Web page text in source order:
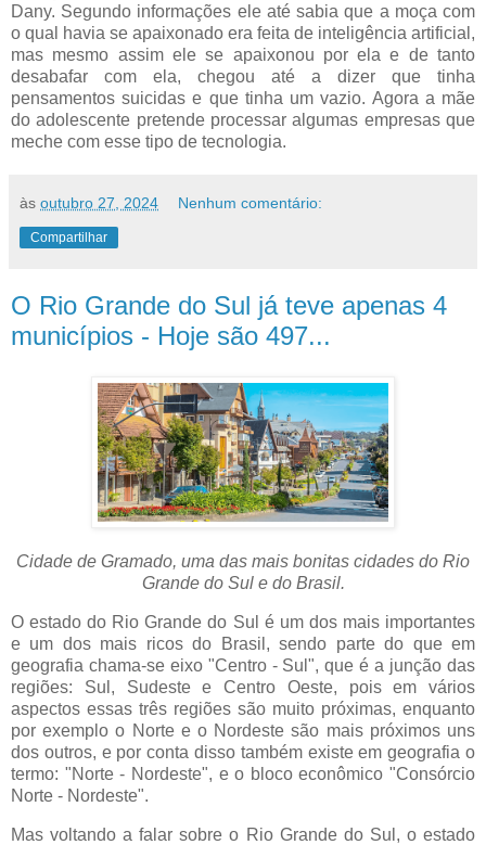
Dany. Segundo informações ele até sabia que a moça com
o qual havia se apaixonado era feita de inteligência artificial,
mas mesmo assim ele se apaixonou por ela e de tanto
desabafar com ela, chegou até a dizer que tinha
pensamentos suicidas e que tinha um vazio. Agora a mãe
do adolescente pretende processar algumas empresas que
meche com esse tipo de tecnologia.
às outubro 27, 2024 Nenhum comentário:
Compartilhar
O Rio Grande do Sul já teve apenas 4
municípios - Hoje são 497...
Cidade de Gramado, uma das mais bonitas cidades do Rio
Grande do Sul e do Brasil.
O estado do Rio Grande do Sul é um dos mais importantes
e um dos mais ricos do Brasil, sendo parte do que em
geografia chama-se eixo "Centro - Sul", que é a junção das
regiões: Sul, Sudeste e Centro Oeste, pois em vários
aspectos essas três regiões são muito próximas, enquanto
por exemplo o Norte e o Nordeste são mais próximos uns
dos outros, e por conta disso também existe em geografia o
termo: "Norte - Nordeste", e o bloco econômico "Consórcio
Norte - Nordeste".
Mas voltando a falar sobre o Rio Grande do Sul, o estado